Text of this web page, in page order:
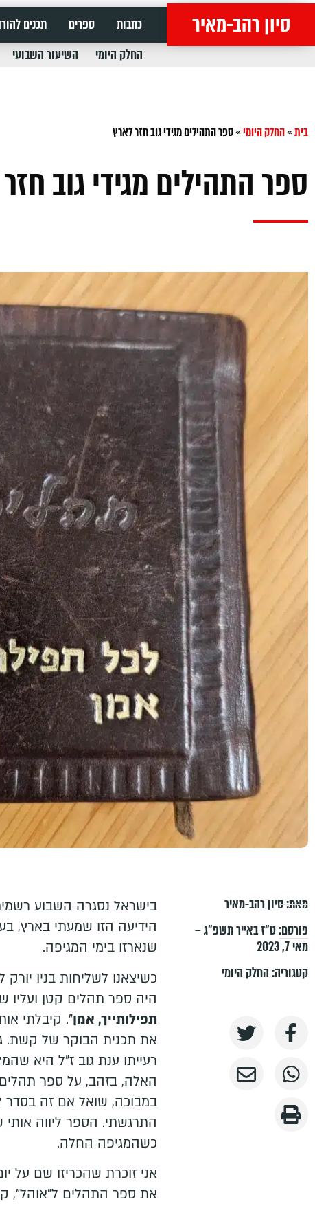
סיון רהב-מאיר כתבות ספרים תכנים
החלק היומי
השיעור השבועי
בית»החלק היומי»‏ספר התהילים מגידי גוב חזר לארץ
‏ספר התהילים מגידי גוב
מאת:סיון רהב-מאיר
פורסם:ט״ז באייר תשפ״ג –
מאי 7, 2023
קטגוריה:החלק היומי
בישראל נסגרה השבוע
הידיעה הזו שמעתי בארץ,
שנארזו בימי המגיפה.
כשיצאנו לשליחות בניו
היה ספר תהלים קטן ועליו
תפילותייך, אמן". קיבלתי
את תכנית הבוקר של קשת.
רעייתו ענת גוב ז"ל היא
האלה, בזהב, על ספר תהלים
במבוכה, שואל אם זה בסדר
התרגשתי. הספר ליווה אותי
כשהמגיפה החלה.
אני זוכרת שהכריזו שם על
את ספר התהלים ל"אוהל",